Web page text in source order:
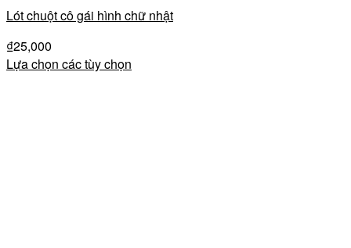
Lót chuột cô gái hình chữ nhật
₫25,000
Lựa chọn các tùy chọn